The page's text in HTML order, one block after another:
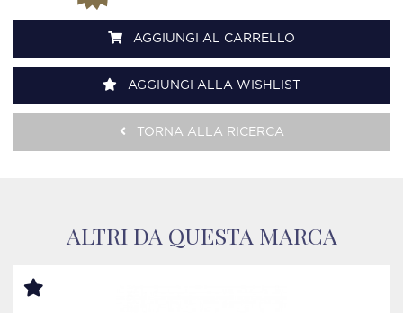
AGGIUNGI AL CARRELLO
AGGIUNGI ALLA WISHLIST
TORNA ALLA RICERCA
ALTRI DA QUESTA MARCA